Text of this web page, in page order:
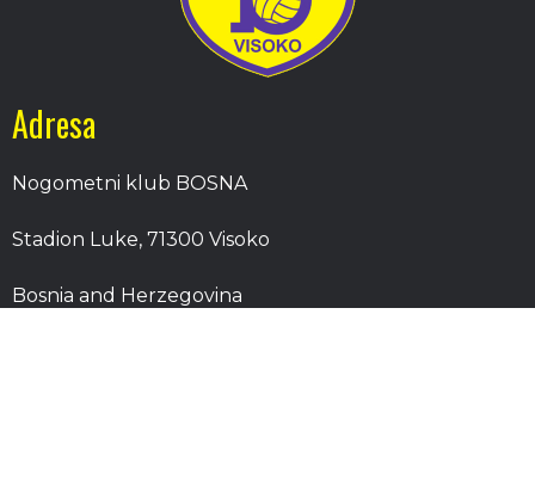
Adresa
Nogometni klub BOSNA
Stadion Luke, 71300 Visoko
Bosnia and Herzegovina